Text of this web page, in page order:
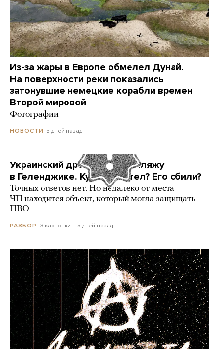
Из-за жары в Европе обмелел Дунай.
На поверхности реки показались
затонувшие немецкие корабли времен
Второй мировой
Фотографии
НОВОСТИ 5 дней назад
Украинский дрон попал по пляжу
в Геленджике. Куда он летел? Его сбили?
Точных ответов нет. Но недалеко от места
ЧП находится объект, который могла защищать
ПВО
РАЗБОР 3 карточки 5 дней назад